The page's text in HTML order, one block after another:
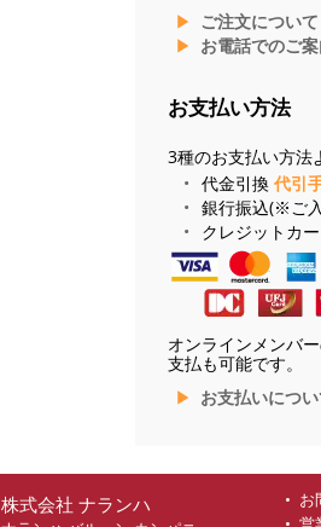
ご注文について
お電話でのご
お支払い方法
3種のお支払い方法
代金引換 代引
銀行振込(※ご
クレジットカ
オンラインメンバ
支払も可能です。
お支払いにつ
株式会社 ナランハ お